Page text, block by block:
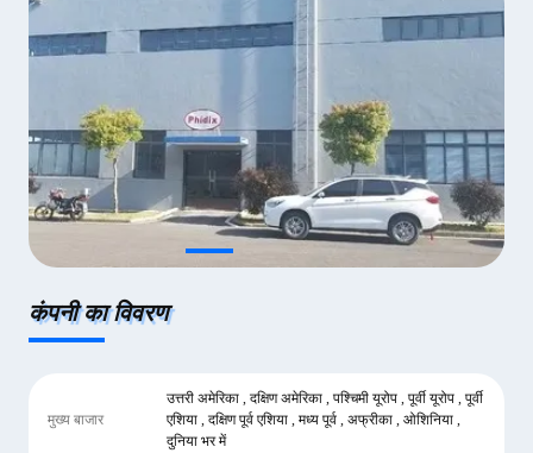
कंपनी का विवरण
मुख्य बाजार
उत्तरी अमेरिका , दक्षिण अमेरिका , पश्चिमी यूरोप , पूर्वी यूरोप , पूर्वी
एशिया , दक्षिण पूर्व एशिया , मध्य पूर्व , अफ्रीका , ओशिनिया ,
दुनिया भर में